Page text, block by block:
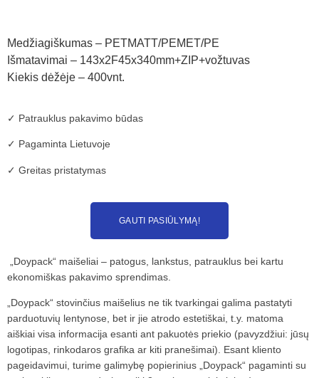
Medžiagiškumas – PETMATT/PEMET/PE
Išmatavimai – 143x2F45x340mm+ZIP+vožtuvas
Kiekis dėžėje – 400vnt.
✓ Patrauklus pakavimo būdas
✓ Pagaminta Lietuvoje
✓ Greitas pristatymas
GAUTI PASIŪLYMĄ!
„Doypack“ maišeliai – patogus, lankstus, patrauklus bei kartu
ekonomiškas pakavimo sprendimas.
„Doypack“ stovinčius maišelius ne tik tvarkingai galima pastatyti
parduotuvių lentynose, bet ir jie atrodo estetiškai, t.y. matoma
aiškiai visa informacija esanti ant pakuotės priekio (pavyzdžiui: jūsų
logotipas, rinkodaros grafika ar kiti pranešimai). Esant kliento
pageidavimui, turime galimybę popierinius „Doypack“ pagaminti su